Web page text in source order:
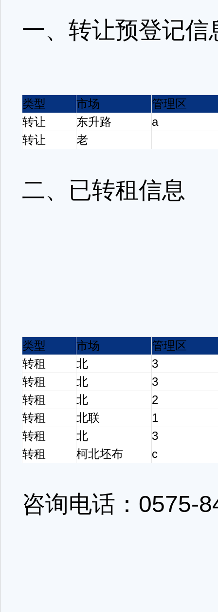
一、转让预登记信
类型 市场
管理区
转让
东升路
a
转让
老
二、已转租信息
类型 市场
管理区
转租
北
3
转租
北
3
转租
北
2
转租
北联
1
转租
北
3
转租
柯北坯布 c
咨询电话：0575-